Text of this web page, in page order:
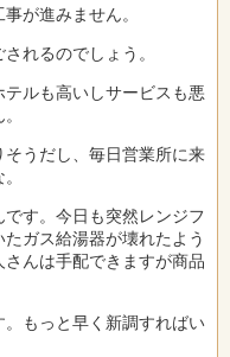
が進みません。
れるのでしょう。
ルも高いしサービスも悪
うだし、毎日営業所に来
す。今日も突然レンジフ
ガス給湯器が壊れたよう
んは手配できますが商品
もっと早く新調すればい